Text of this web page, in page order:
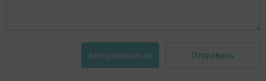
Авторизоваться Отправить